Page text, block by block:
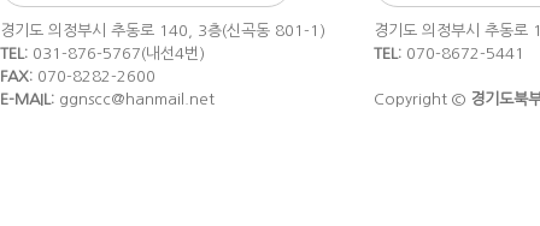
경기도 의정부시 추동로 140, 3층(신곡동 801-1)
TEL: 031-876-5767(내선4번)
FAX: 070-8282-2600
E-MAIL: ggnscc@hanmail.net
경기도 의정부시 추동
TEL: 070-8672-5441
Copyright © 경기도북